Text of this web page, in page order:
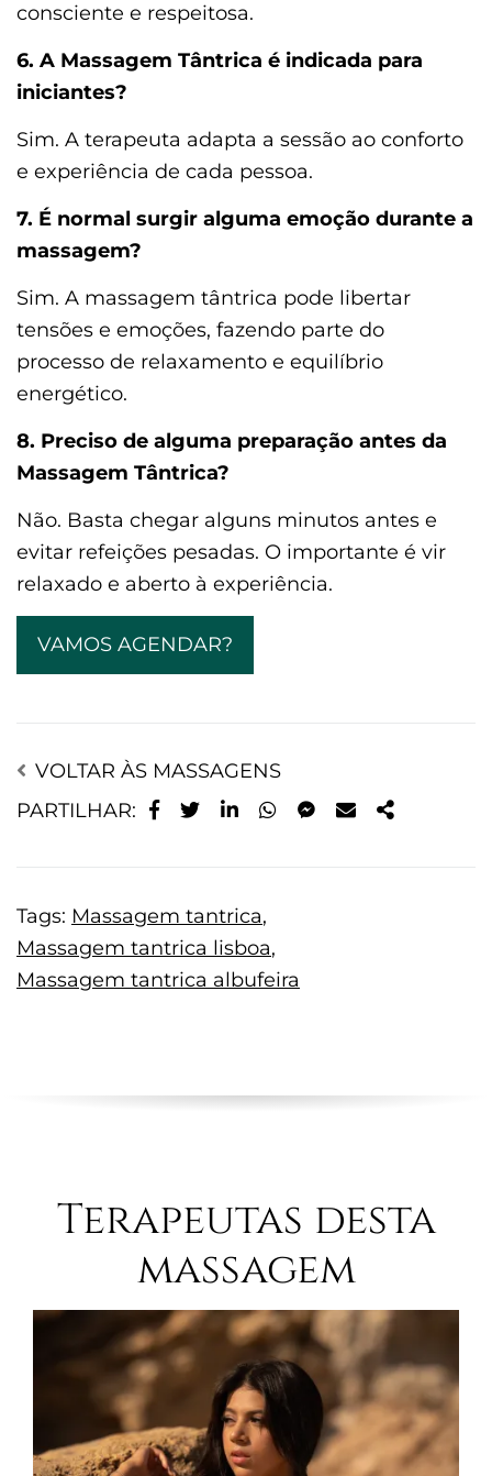
consciente e respeitosa.
6. A Massagem Tântrica é indicada para
iniciantes?
Sim. A terapeuta adapta a sessão ao conforto
e experiência de cada pessoa.
7. É normal surgir alguma emoção durante a
massagem?
Sim. A massagem tântrica pode libertar
tensões e emoções, fazendo parte do
processo de relaxamento e equilíbrio
energético.
8. Preciso de alguma preparação antes da
Massagem Tântrica?
Não. Basta chegar alguns minutos antes e
evitar refeições pesadas. O importante é vir
relaxado e aberto à experiência.
VAMOS AGENDAR?
VOLTAR ÀS MASSAGENS
PARTILHAR:
Tags: Massagem tantrica,
Massagem tantrica lisboa,
Massagem tantrica albufeira
Terapeutas desta
massagem